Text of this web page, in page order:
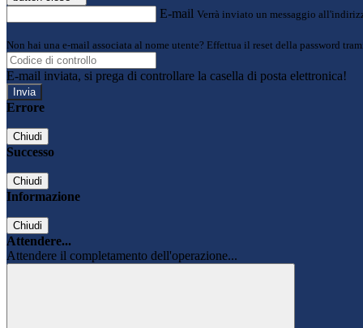
E-mail Verrà inviato un messaggio
Non hai una e-mail associata al nome utente? Effettua il reset della password
E-mail inviata, si prega di controllare la casella di posta elettronica!
Errore
Chiudi
Successo
Chiudi
Informazione
Chiudi
Attendere...
Attendere il completamento dell'operazione...